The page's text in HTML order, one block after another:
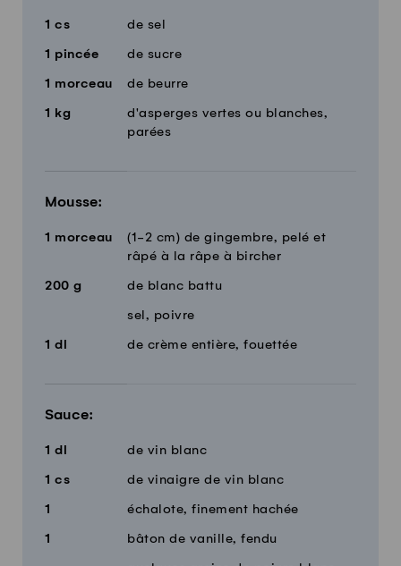
1 cs de sel
1 pincée de sucre
1 morceau de beurre
1 kg
d'asperges vertes ou blanches,
parées
Mousse:
1 morceau
(1-2 cm) de gingembre, pelé et
râpé à la râpe à bircher
200 g de blanc battu
sel, poivre
1 dl de crème entière, fouettée
Sauce:
1 dl de vin blanc
1 cs de vinaigre de vin blanc
1 échalote, finement hachée
1 bâton de vanille, fendu